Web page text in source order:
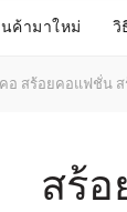
ค้ามาใหม่ วิ
อ สร้อยคอแฟชั่น
สร้